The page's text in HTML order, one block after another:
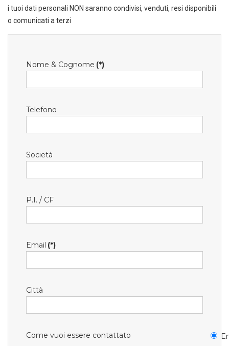
i tuoi dati personali NON saranno condivisi, venduti, resi disponibili
o comunicati a terzi
Nome & Cognome (*)
Telefono
Società
P.I. / CF
Email (*)
Città
Come vuoi essere contattato